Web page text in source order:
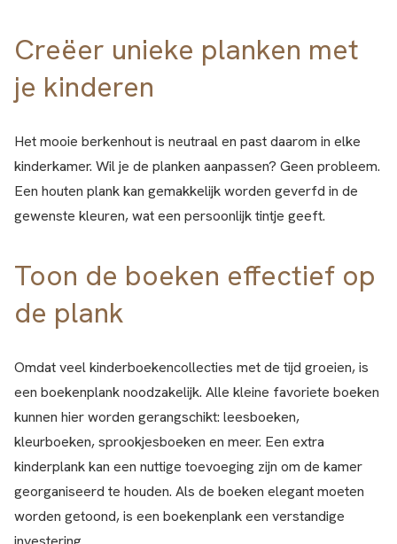
Creëer unieke planken met
je kinderen
Het mooie berkenhout is neutraal en past daarom in elke
kinderkamer. Wil je de planken aanpassen? Geen probleem.
Een houten plank kan gemakkelijk worden geverfd in de
gewenste kleuren, wat een persoonlijk tintje geeft.
Toon de boeken effectief op
de plank
Omdat veel kinderboekencollecties met de tijd groeien, is
een boekenplank noodzakelijk. Alle kleine favoriete boeken
kunnen hier worden gerangschikt: leesboeken,
kleurboeken, sprookjesboeken en meer. Een extra
kinderplank kan een nuttige toevoeging zijn om de kamer
georganiseerd te houden. Als de boeken elegant moeten
worden getoond, is een boekenplank een verstandige